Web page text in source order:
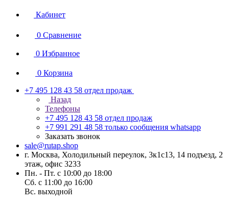
Кабинет
0 Сравнение
0 Избранное
0 Корзина
+7 495 128 43 58 отдел продаж
Назад
Телефоны
+7 495 128 43 58 отдел продаж
+7 991 291 48 58 только сообщения whatsapp
Заказать звонок
sale@rutap.shop
г. Москва, Холодильный переулок, 3к1с13, 14 подъезд, 2
этаж, офис 3233
Пн. - Пт. с 10:00 до 18:00
Сб. с 11:00 до 16:00
Вс. выходной